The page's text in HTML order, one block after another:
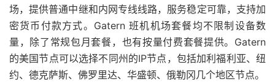
场，提供普通中继和内网专线线路，服务稳定可靠，支持加
密货币付款方式。Gatern 班机机场套餐均不限制设备数
量，除了常规包月套餐，也有按量付费套餐提供。Gatern
的美国节点可以选择不同州的IP节点，包括加利福利亚、纽
约、德克萨斯、佛罗里达、华盛顿、俄勒冈几个地区节点。